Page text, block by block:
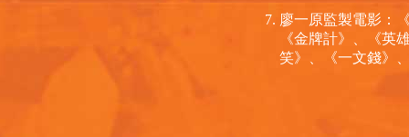
廖一原監製電影：
《金牌計》、《英
笑》、《一文錢》